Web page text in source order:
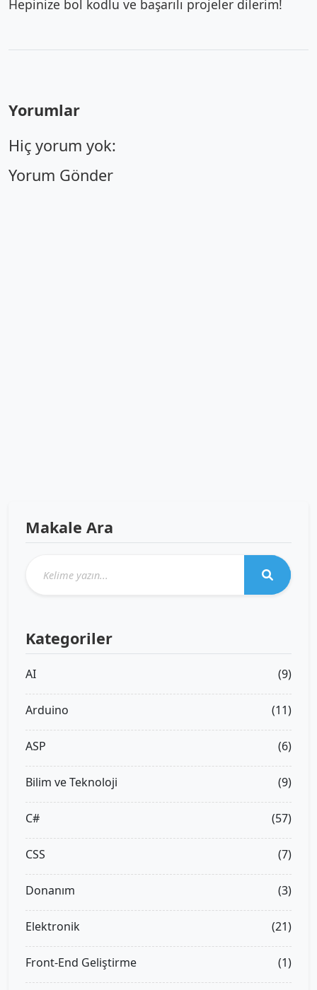
Hepinize bol kodlu ve başarılı projeler dilerim!
Yorumlar
Hiç yorum yok:
Yorum Gönder
Makale Ara
Kategoriler
AI (9)
Arduino (11)
ASP (6)
Bilim ve Teknoloji (9)
C# (57)
CSS (7)
Donanım (3)
Elektronik (21)
Front-End Geliştirme (1)